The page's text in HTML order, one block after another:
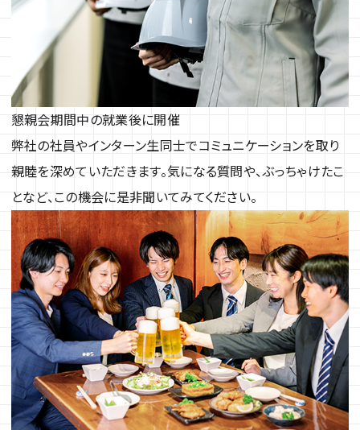
懇親会期間中の就業後に開催
弊社の社員やインターン生同士でコミュニケーションを取り
親睦を深めていただきます。気になる質問や、ぶっちゃけたこ
となど、この機会に是非聞いてみてください。